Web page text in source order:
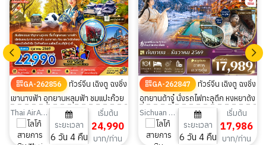
GA-262856
ทัวร์จีน เฉิงตู ฉงชิ่ง
เขานางฟ้า อุทยานหลุมฟ้า ชมแปะก๊วย
ไม่ลงร้าน 6วัน 4คืน
Thai AirAsia
ระยะเวลา
6 วัน 4 คืน
เริ่มต้น
24,990
บาท/ท่าน
GA-262847
ทัวร์จีน เฉิงตู ฉงชิ่ง
อุทยานต้าจู๋ นั่งรถไฟทะลุตึก หงหยาต้ง
สะพานหนานเฉียว สี่ดรุณี 6วัน 4คืน
Sichuan Airlines
ระยะเวลา
6 วัน 4 คืน
เริ่มต้น
17,986
บาท/ท่าน